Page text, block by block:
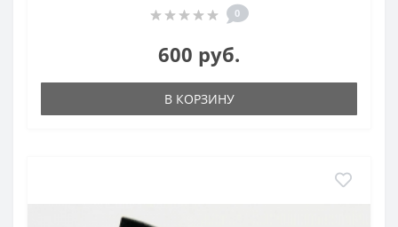
0
600 руб.
В КОРЗИНУ